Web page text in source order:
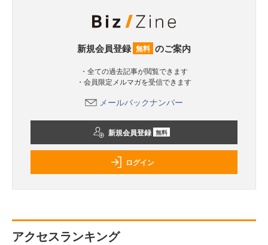
新規会員登録 無料 のご案内
・全ての過去記事が閲覧できます
・会員限定メルマガを受信できます
メールバックナンバー
新規会員登録 無料
ログイン
アクセスランキング